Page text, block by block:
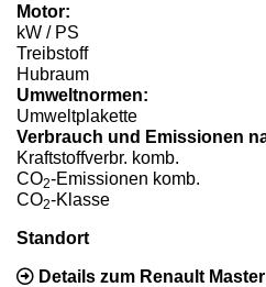
Motor:
kW / PS
Treibstoff
Hubraum
Umweltnormen:
Umweltplakette
Verbrauch und Emissionen
Kraftstoffverbr. komb.
CO2-Emissionen komb.
CO2-Klasse
Standort
Details zum Renault